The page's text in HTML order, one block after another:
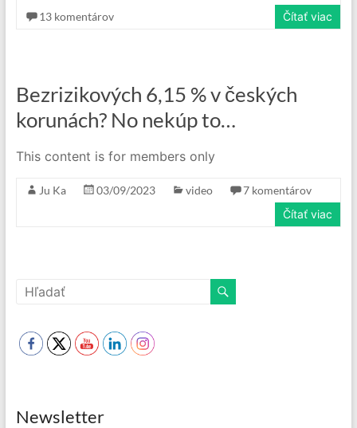
13 komentárov
Čítať viac
Bezrizikových 6,15 % v českých
korunách? No nekúp to…
This content is for members only
Ju Ka 03/09/2023 video
7 komentárov
Čítať viac
Newsletter